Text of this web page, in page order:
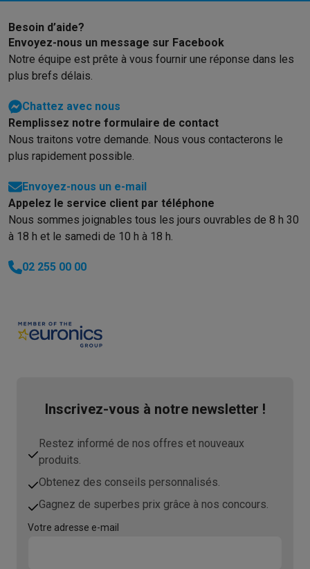
Actions Deals du moment
Voici pourquoi choisir KrëfelLivraison offerte
Installation à domicileInstallation gros électroInstallation
Modes de paiement
Service client
Gros électro & encastrableTrouvez votre machine à laver
Petit électroBeauté & santéMénage CuisinePlus...
Télévision & AudioChoisissez votre télévision idéale
Outlet
OutletToutes nos offres outletOutlet multimedia & téléphonie
Besoin d’aide?
Envoyez-nous un message sur Facebook
Notre équipe est prête à vous fournir une réponse dans les
plus brefs délais.
Chattez avec nous
Remplissez notre formulaire de contact
Nous traitons votre demande. Nous vous contacterons le
plus rapidement possible.
Envoyez-nous un e-mail
Appelez le service client par téléphone
Nous sommes joignables tous les jours ouvrables de 8 h 30
à 18 h et le samedi de 10 h à 18 h.
02 255 00 00
Inscrivez-vous à notre newsletter !
Restez informé de nos offres et nouveaux
produits.
Obtenez des conseils personnalisés.
Gagnez de superbes prix grâce à nos concours.
Votre adresse e-mail